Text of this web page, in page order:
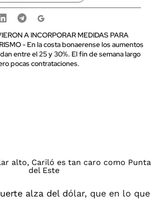
A INCORPORAR MEDIDAS PARA
- En la costa bonaerense los aumentos
entre el 25 y 30%. El fin de semana largo
pocas contrataciones.
alza del dólar, que en lo que